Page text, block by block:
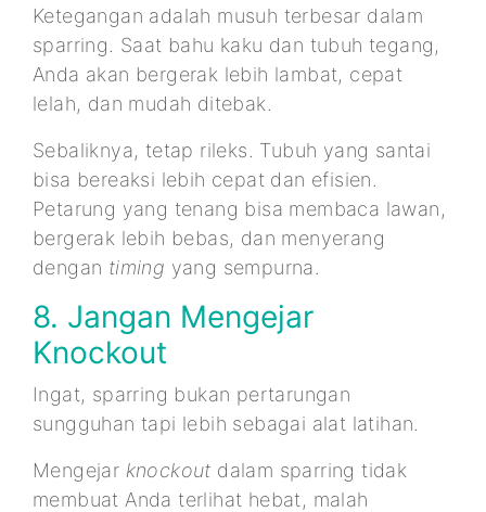
Ketegangan adalah musuh terbesar dalam
sparring. Saat bahu kaku dan tubuh tegang,
Anda akan bergerak lebih lambat, cepat
lelah, dan mudah ditebak.
Sebaliknya, tetap rileks. Tubuh yang santai
bisa bereaksi lebih cepat dan efisien.
Petarung yang tenang bisa membaca lawan,
bergerak lebih bebas, dan menyerang
dengan timing yang sempurna.
8. Jangan Mengejar
Knockout
Ingat, sparring bukan pertarungan
sungguhan tapi lebih sebagai alat latihan.
Mengejar knockout dalam sparring tidak
membuat Anda terlihat hebat, malah